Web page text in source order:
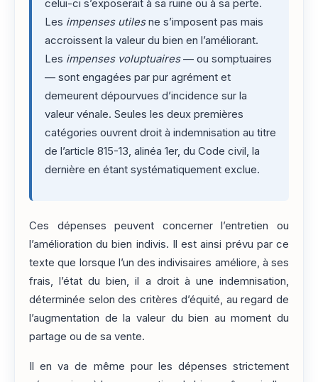
celui-ci s’exposerait à sa ruine ou à sa perte.
Les impenses utilesne s’imposent pas mais
accroissent la valeur du bien en l’améliorant.
Les impenses voluptuaires— ou somptuaires
— sont engagées par pur agrément et
demeurent dépourvues d’incidence sur la
valeur vénale. Seules les deux premières
catégories ouvrent droit à indemnisation au titre
de l’article 815-13, alinéa 1er, du Code civil, la
dernière en étant systématiquement exclue.
Ces dépenses peuvent concerner l’entretien ou
l’amélioration du bien indivis. Il est ainsi prévu par ce
texte que lorsque l’un des indivisaires améliore, à ses
frais, l’état du bien, il a droit à une indemnisation,
déterminée selon des critères d’équité, au regard de
l’augmentation de la valeur du bien au moment du
partage ou de sa vente.
Il en va de même pour les dépenses strictement